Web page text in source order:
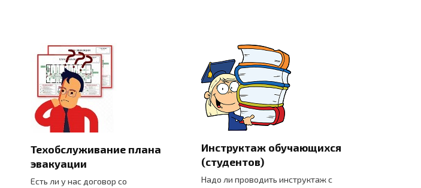
Техобслуживание плана
эвакуации
Есть ли у нас договор со
Инструктаж обучающихся
(студентов)
Надо ли проводить инструктаж с